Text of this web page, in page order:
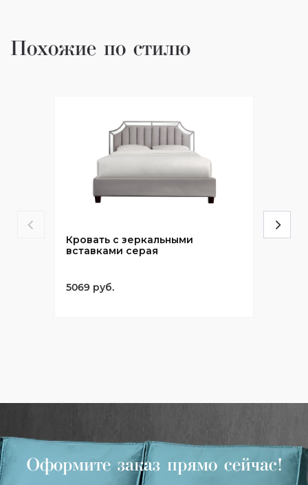
Похожие по стилю
Кровать с зеркальными
вставками серая
5069 руб.
Оформите заказ прямо сейчас!